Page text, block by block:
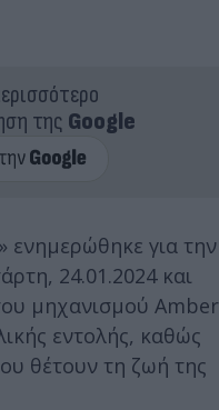
της Google
» ενημερώθηκε για την
24.01.2024 και
μηχανισμού Amber
εντολής, καθώς
θέτουν τη ζωή της